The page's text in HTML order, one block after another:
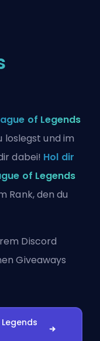
of Legends
loslegst und im
dabei! Hol dir
of Legends
Rank, den du
Discord
Giveaways